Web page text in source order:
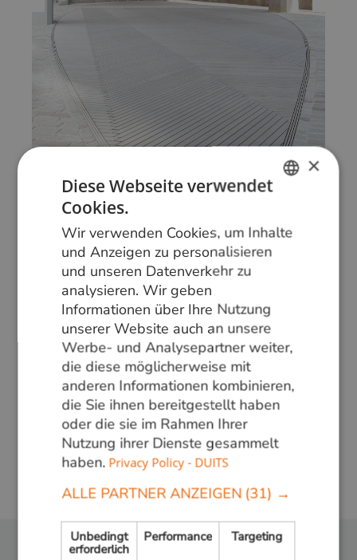
Engelse plein Leuven
Nr: 010716-03
Massaranduba
Vloer
Geschroefd
Project
Bruin
Onbehandeld
Glad geschaafd
Meer weten?
Bel ons op +31 348 820000of mail
info@vandenberghardhout.nl. Let op, wij leveren
alleen aan bedrijven.
GERMAN
ENGLISH
×
Diese Webseite verwendet
Cookies.
Wir verwenden Cookies, um Inhalte
und Anzeigen zu personalisieren
und unseren Datenverkehr zu
analysieren. Wir geben
Informationen über Ihre Nutzung
unserer Website auch an unsere
Werbe- und Analysepartner weiter,
die diese möglicherweise mit
anderen Informationen kombinieren,
die Sie ihnen bereitgestellt haben
oder die sie im Rahmen Ihrer
Nutzung ihrer Dienste gesammelt
haben. Privacy Policy - DUITS
ALLE PARTNER ANZEIGEN (31) →
Unbedingt
erforderlich
Performance Targeting